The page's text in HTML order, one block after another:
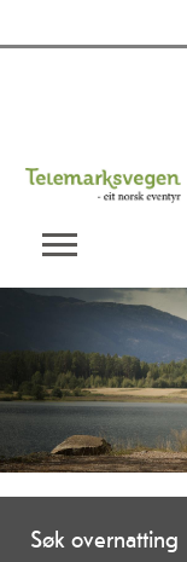
Søk overnatting